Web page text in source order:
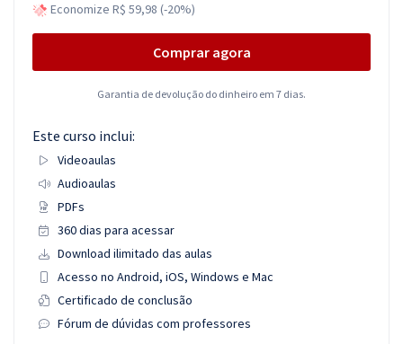
Economize R$ 59,98 (-20%)
Comprar agora
Garantia de devolução do dinheiro em 7 dias.
Este curso inclui:
Videoaulas
Audioaulas
PDFs
360 dias para acessar
Download ilimitado das aulas
Acesso no Android, iOS, Windows e Mac
Certificado de conclusão
Fórum de dúvidas com professores